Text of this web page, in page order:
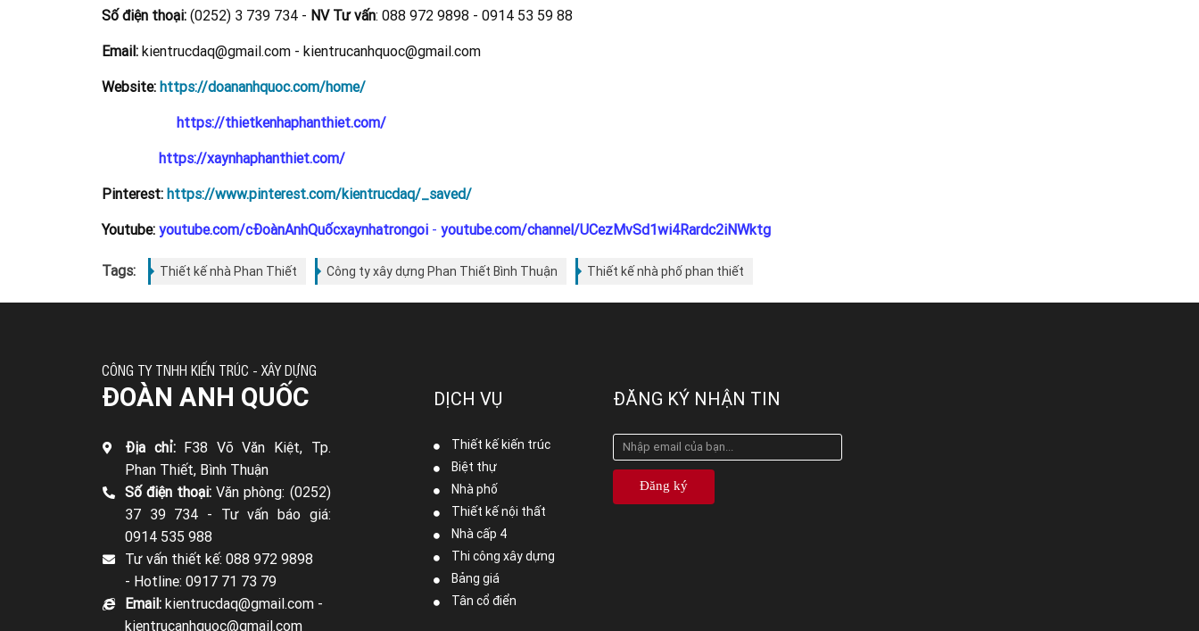
Số điện thoại: (0252) 3 739 734 - NV Tư vấn: 088 972 9898 - 0914 53 59 88
Email: kientrucdaq@gmail.com - kientrucanhquoc@gmail.com
Website: https://doananhquoc.com/home/
https://thietkenhaphanthiet.com/
https://xaynhaphanthiet.com/
Pinterest: https://www.pinterest.com/kientrucdaq/_saved/
Youtube: youtube.com/cĐoànAnhQuốcxaynhatrongoi - youtube.com/channel/UCezMvSd1wi4Rardc2iNWktg
Tags: Thiết kế nhà Phan Thiết Công ty xây dựng Phan Thiết Bình Thuận Thiết kế nhà phố phan thiết
CÔNG TY TNHH KIẾN TRÚC - XÂY DỰNG
ĐOÀN ANH QUỐC
Địa chỉ:F38 Võ Văn Kiệt, Tp.
Phan Thiết, Bình Thuận
Số điện thoại:Văn phòng: (0252)
37 39 734 - Tư vấn báo giá:
0914 535 988
Tư vấn thiết kế: 088 972 9898
- Hotline: 0917 71 73 79
Email: kientrucdaq@gmail.com -
kientrucanhquoc@gmail.com
DỊCH VỤ
Thiết kế kiến trúc
Biệt thự
Nhà phố
Thiết kế nội thất
Nhà cấp 4
Thi công xây dựng
Bảng giá
Tân cổ điển
ĐĂNG KÝ NHẬN TIN
Đăng ký